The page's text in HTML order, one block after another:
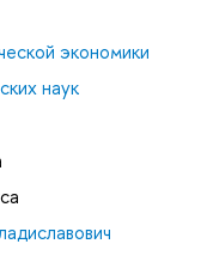
экономики
наук